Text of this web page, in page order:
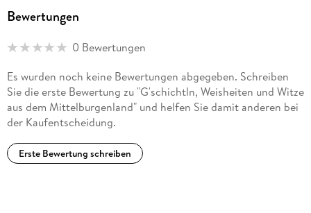
Bewertungen
0 Bewertungen
Es wurden noch keine Bewertungen abgegeben. Schreiben
Sie die erste Bewertung zu "G'schichtln, Weisheiten und Witze
aus dem Mittelburgenland" und helfen Sie damit anderen bei
der Kaufentscheidung.
Erste Bewertung schreiben